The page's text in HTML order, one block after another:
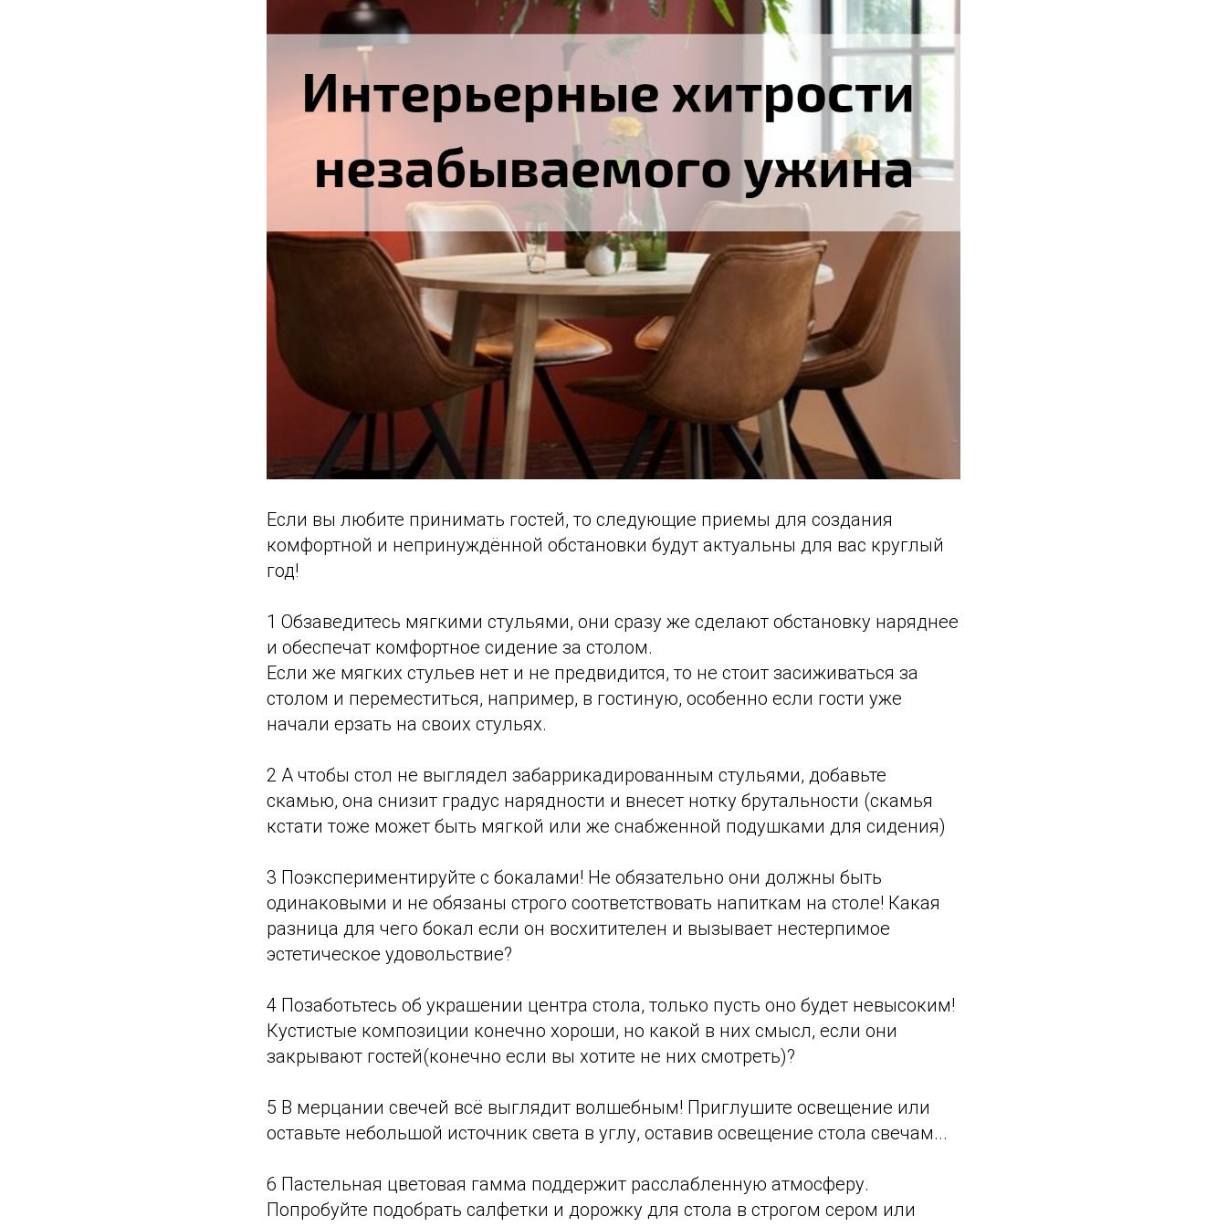
Если вы любите принимать гостей, то следующие приемы для создания
комфортной и непринуждённой обстановки будут актуальны для вас круглый
год!
1 Обзаведитесь мягкими стульями, они сразу же сделают обстановку наряднее
и обеспечат комфортное сидение за столом.
Если же мягких стульев нет и не предвидится, то не стоит засиживаться за
столом и переместиться, например, в гостиную, особенно если гости уже
начали ерзать на своих стульях.
2 А чтобы стол не выглядел забаррикадированным стульями, добавьте
скамью, она снизит градус нарядности и внесет нотку брутальности (скамья
кстати тоже может быть мягкой или же снабженной подушками для сидения)
3 Поэкспериментируйте с бокалами! Не обязательно они должны быть
одинаковыми и не обязаны строго соответствовать напиткам на столе! Какая
разница для чего бокал если он восхитителен и вызывает нестерпимое
эстетическое удовольствие?
4 Позаботьтесь об украшении центра стола, только пусть оно будет невысоким!
Кустистые композиции конечно хороши, но какой в них смысл, если они
закрывают гостей(конечно если вы хотите не них смотреть)?
5 В мерцании свечей всё выглядит волшебным! Приглушите освещение или
оставьте небольшой источник света в углу, оставив освещение стола свечам...
6 Пастельная цветовая гамма поддержит расслабленную атмосферу.
Попробуйте подобрать салфетки и дорожку для стола в строгом сером или